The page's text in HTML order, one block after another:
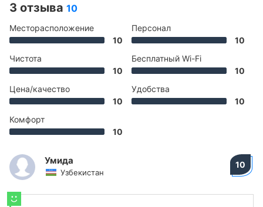
3 отзыва 10
Месторасположение
10
Чистота
10
Цена/качество
10
Комфорт
10
Персонал
10
Бесплатный Wi-Fi
10
Удобства
10
Умида
Узбекистан
10